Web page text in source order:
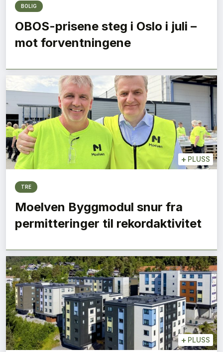
BOLIG
OBOS-prisene steg i Oslo i juli –
mot forventningene
+ PLUSS
TRE
Moelven Byggmodul snur fra
permitteringer til rekordaktivitet
+ PLUSS